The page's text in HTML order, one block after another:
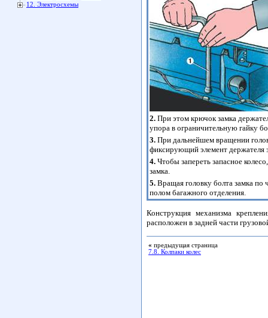
12. Электросхемы
2. При этом крючок замка
упора в ограничительную гайку
3. При дальнейшем вращении
фиксирующий элемент держателя
4. Чтобы запереть запасное
замка.
5. Вращая головку болта замка по
полом багажного отделения.
Конструкция механизма
расположен в задней части
« предыдущая страница
7.8. Колпаки колес